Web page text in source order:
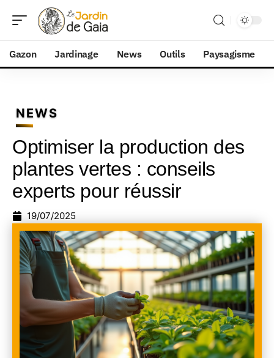
Gazon Jardinage News Outils Paysagisme
NEWS
Optimiser la production des
plantes vertes : conseils
experts pour réussir
19/07/2025